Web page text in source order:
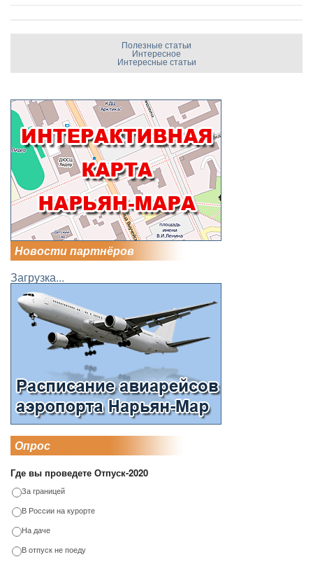
Полезные статьи
Интересное
Интересные статьи
Новости партнёров
Загрузка...
Опрос
Где вы проведете Отпуск-2020
За границей
В России на курорте
На даче
В отпуск не поеду